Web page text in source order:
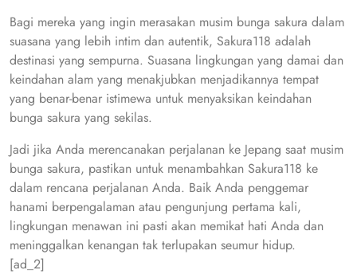
Bagi mereka yang ingin merasakan musim bunga sakura dalam
suasana yang lebih intim dan autentik, Sakura118 adalah
destinasi yang sempurna. Suasana lingkungan yang damai dan
keindahan alam yang menakjubkan menjadikannya tempat
yang benar-benar istimewa untuk menyaksikan keindahan
bunga sakura yang sekilas.
Jadi jika Anda merencanakan perjalanan ke Jepang saat musim
bunga sakura, pastikan untuk menambahkan Sakura118 ke
dalam rencana perjalanan Anda. Baik Anda penggemar
hanami berpengalaman atau pengunjung pertama kali,
lingkungan menawan ini pasti akan memikat hati Anda dan
meninggalkan kenangan tak terlupakan seumur hidup.
[ad_2]